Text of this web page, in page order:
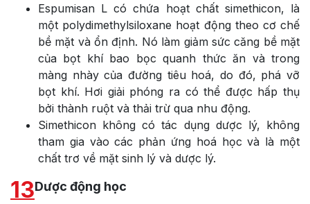
Espumisan L có chứa hoạt chất simethicon, là
một polydimethylsiloxane hoạt động theo cơ chế
bề mặt và ổn định. Nó làm giảm sức căng bề mặt
của bọt khí bao bọc quanh thức ăn và trong
màng nhày của đường tiêu hoá, do đó, phá vỡ
bọt khí. Hơi giải phóng ra có thể được hấp thụ
bởi thành ruột và thải trừ qua nhu động.
Simethicon không có tác dụng dược lý, không
tham gia vào các phản ứng hoá học và là một
chất trơ về mặt sinh lý và dược lý.
13Dược động học